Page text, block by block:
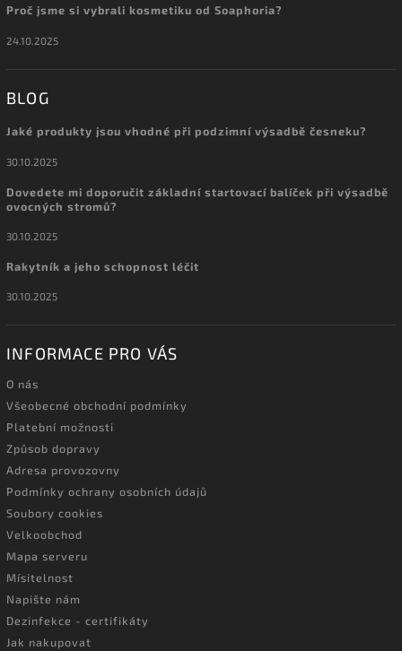
Proč jsme si vybrali kosmetiku od Soaphoria?
24.10.2025
BLOG
Jaké produkty jsou vhodné při podzimní výsadbě česneku?
30.10.2025
Dovedete mi doporučit základní startovací balíček při výsadbě
ovocných stromů?
30.10.2025
Rakytník a jeho schopnost léčit
30.10.2025
INFORMACE PRO VÁS
O nás
Všeobecné obchodní podmínky
Platební možnosti
Způsob dopravy
Adresa provozovny
Podmínky ochrany osobních údajů
Soubory cookies
Velkoobchod
Mapa serveru
Mísitelnost
Napište nám
Dezinfekce - certifikáty
Jak nakupovat